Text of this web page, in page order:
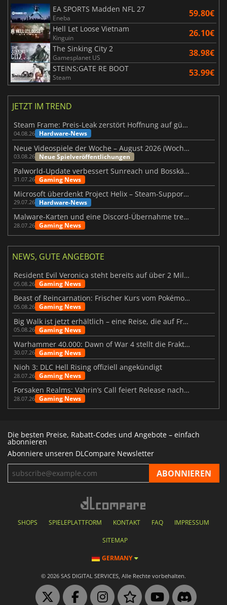
EA SPORTS Madden NFL 27
Eneba 59.80€
Hell Let Loose Vietnam
Kinguin 26.10€
The Sinking City 2
Gamesplanet US 38.98€
STEINS;GATE RE BOOT
Steam 53.99€
JETZT IM TREND
Steam Frame: Preis-Leak zerstört Hoffnung auf günstiges VR-Headset
04.08.26 Hardware-News
Neue Videospiele der Woche – August 2026 (Woche 32)
03.08.26 Neue Spielveröffentlichungen
Palworld-Update verbessert Sunreach und Bosskämpfe deutlich
31.07.26 Gaming News
Microsoft überdenkt Project Helix – Steam-Support gefährdet
29.07.26 Hardware-News
Malware-Karten und eine Discord-Übernahme treffen Meccha Chameleon
28.07.26 Gaming News
NEWS, GUTE ANGEBOTE
Resident Evil Veronica steht bereits auf über 2 Millionen Wunschlisten
05.08.26 Gaming News
Beast of Reincarnation: Frischer Kurs vom Pokémon-Studio
05.08.26 Gaming News
Big Walk ist jetzt erhältlich – eine Reise, die auf Freundschaft basiert
05.08.26 Gaming News
Warhammer 40.000: Dawn of War 4 stellt die Fraktion der Necrons vor
30.07.26 Gaming News
Nioh 3: DLC Hell Rising offiziell angekündigt
28.07.26 Gaming News
Forsaken Realms: Vahrin’s Call feiert Release nach 10 Jahren
28.07.26 Gaming News
Die besten Preise, Rabatt-Codes und Angebote – einfach
abonnieren
Abonniere unseren DLCompare Newsletter
SHOPS SPIELEPLATTFORM KONTAKT FAQ IMPRESSUM
SITEMAP
GERMANY
© 2026 SAS DIGITAL SERVICES, Alle Rechte vorbehalten.